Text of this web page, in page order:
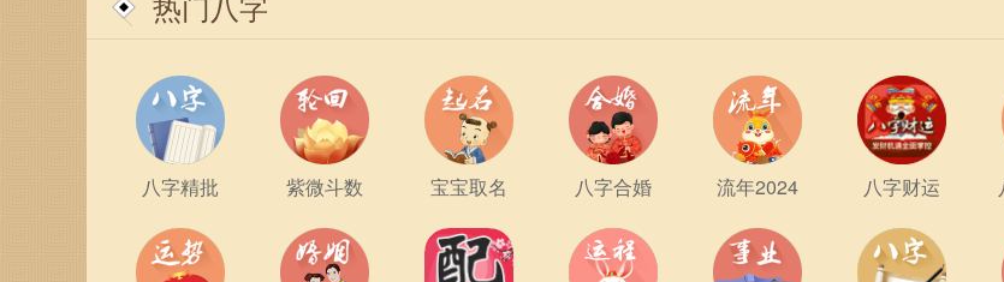
八字精批 紫微斗数 宝宝取名 八字合婚 流年2024 八字财运